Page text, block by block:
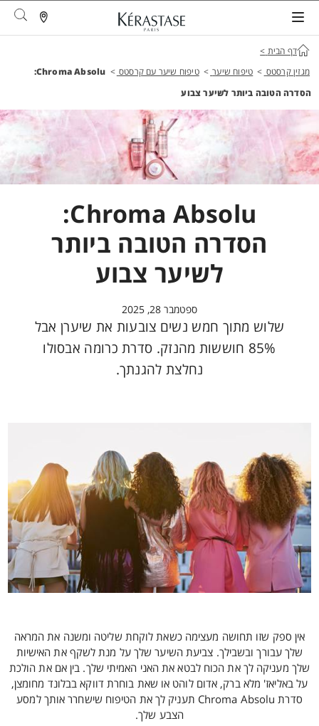
דף הבית >
מגזין קרסטס > טיפוח שיער > טיפוח שיער עם קרסטס >
Chroma Absolu:
הסדרה הטובה ביותר לשיער צבוע
Chroma Absolu:
הסדרה הטובה ביותר
לשיער צבוע
ספטמבר 28, 2025
שלוש מתוך חמש נשים צובעות את שיערן אבל
85% חוששות מהנזק. סדרת כרומה אבסולו
נחלצת להגנתך.
אין ספק שזו תחושה מעצימה כשאת לוקחת שליטה ומשנה את המראה
שלך עבורך ובשבילך. צביעת השיער שלך על מנת לשקף את האישיות
שלך מעניקה לך את הכוח לבטא את האני האמיתי שלך. בין אם את הולכת
על באליאז' מלא ברק, אדום לוהט או שאת בוחרת דווקא בבלונד מחומצן,
סדרת Chroma Absolu תעניק לך את הטיפוח שישחרר אותך למסע
הצבע שלך.